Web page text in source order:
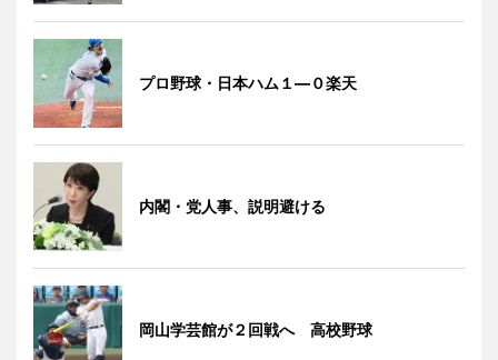
プロ野球・日本ハム１―０楽天
内閣・党人事、説明避ける
岡山学芸館が２回戦へ 高校野球